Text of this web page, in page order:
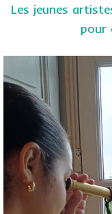
Les jeunes
pour